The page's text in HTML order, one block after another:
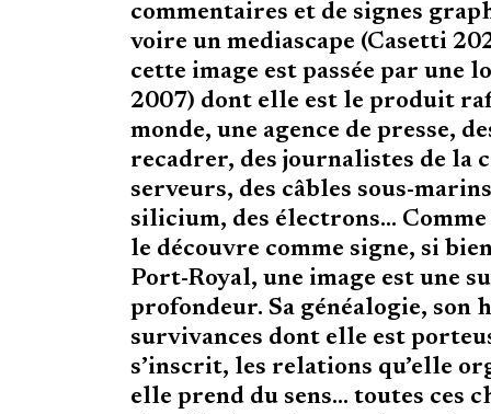
commentaires et de signes
voire un mediascape (Casetti
cette image est passée par une
2007) dont elle est le produit
monde, une agence de presse,
recadrer, des journalistes de la
serveurs, des câbles sous-
silicium, des électrons…
le découvre comme signe, si
Port-Royal, une image est une
profondeur. Sa généalogie, son
survivances dont elle est
s’inscrit, les relations qu’elle
elle prend du sens… toutes ces